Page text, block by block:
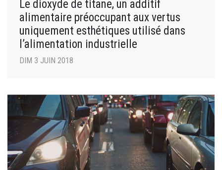
Le dioxyde de titane, un additif
alimentaire préoccupant aux vertus
uniquement esthétiques utilisé dans
l’alimentation industrielle
DIM 3 JUIN 2018